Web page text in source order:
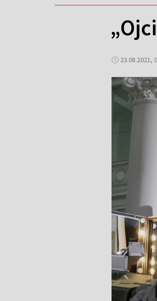
23.08.2021,